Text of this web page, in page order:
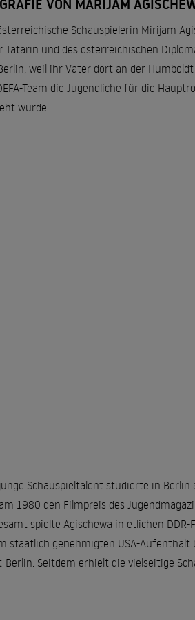
VON MARIJAM
Schauspielerin Mirijam
Tatarin und des österreichischen
weil ihr Vater dort an der
Team die Jugendliche für die
wurde.
Schauspieltalent studierte in Berlin
1980 den Filmpreis des
spielte Agischewa in etlichen
staatlich genehmigten USA-Aufenthalt
Berlin. Seitdem erhielt die vielseitige